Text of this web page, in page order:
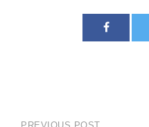
PREVIOUS POST